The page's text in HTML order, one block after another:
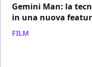
Gemini Man: la
in una nuova
FILM